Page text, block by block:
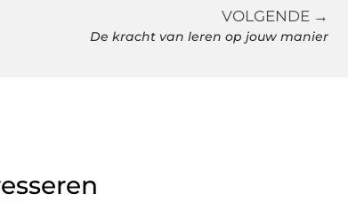
VOLGENDE →
De kracht van leren op jouw manier